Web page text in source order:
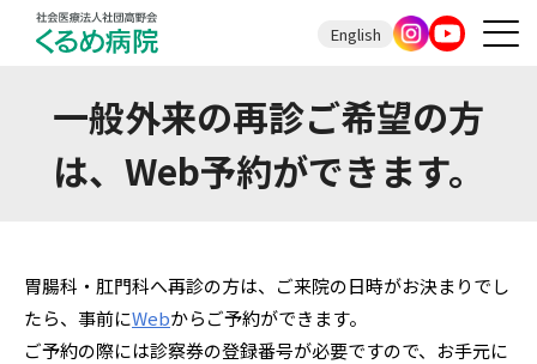
English
一般外来の再診ご希望の方
は、Web予約ができます。
胃腸科・肛門科へ再診の方は、ご来院の日時がお決まりでし
たら、事前にWebからご予約ができます。
ご予約の際には診察券の登録番号が必要ですので、お手元に